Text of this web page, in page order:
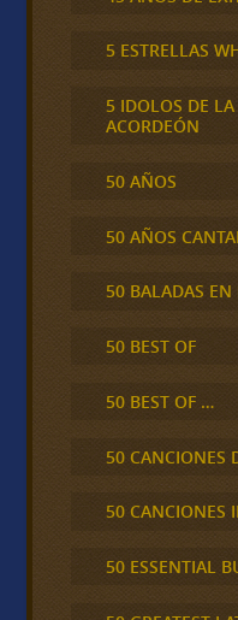
5 ESTRELLAS
5 IDOLOS DE
ACORDEÓN
50 AÑOS
50 AÑOS
50 BALADAS EN
50 BEST OF
50 BEST OF …
50 CANCIONES
50 CANCIONES
50 ESSENTIAL